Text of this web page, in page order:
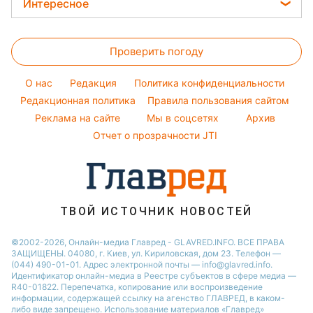
Алла Пугачева
Максим Галкин
Настя Каменских
Виталий Козловский
Потап
София Ротару
Модные ошибки
Новости моды
Советы от Андре Тана
Женские стрижки
Новости Львова
Новости Полтавы
Новости Днепра
Новости Сум
Новости Тернополя
Новости Черкассы
Новости Одессы
Интересное
Тесты по картинке
Оптические иллюзии
Народные приметы
Все о шоу-бизнесе
Проверить погоду
O нас Редакция
Политика конфиденциальности
Редакционная политика
Правила пользования сайтом
Реклама на сайте
Мы в соцсетях
Архив
Отчет о прозрачности JTI
ТВОЙ ИСТОЧНИК НОВОСТЕЙ
©2002-2026, Онлайн-медиа Главред - GLAVRED.INFO. ВСЕ ПРАВА
ЗАЩИЩЕНЫ. 04080, г. Киев, ул. Кириловская, дом 23. Телефон —
(044) 490-01-01. Адрес электронной почты — info@glavred.info.
Идентификатор онлайн-медиа в Реестре cубъектов в сфере медиа —
R40-01822. Перепечатка, копирование или воспроизведение
информации, содержащей ссылку на агенство ГЛАВРЕД, в каком-
либо виде запрещено. Использование материалов «Главред»